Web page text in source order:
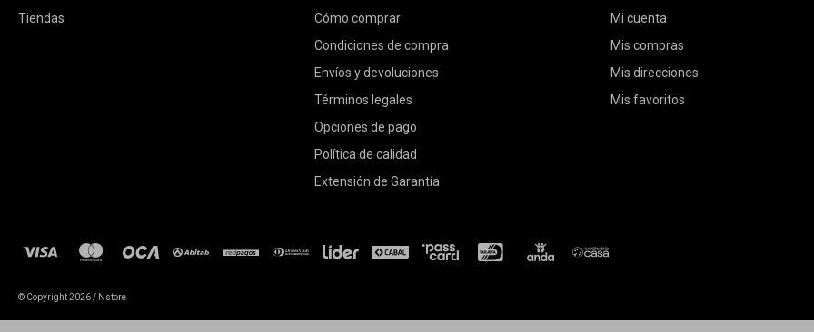
Tiendas
Cómo comprar
Condiciones de compra
Envíos y devoluciones
Términos legales
Opciones de pago
Política de calidad
Extensión de Garantía
Mi cuenta
Mis compras
Mis direcciones
Mis favoritos
© Copyright 2026 / Nstore